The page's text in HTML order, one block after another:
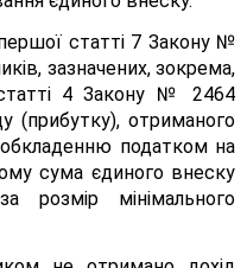
статті 7 Закону №
зазначених, зокрема,
4 Закону № 2464
(прибутку), отриманого
обкладенню податком на
сума єдиного внеску
мінімального